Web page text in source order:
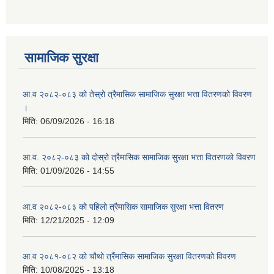
सामाजिक सुरक्षा
आ.व २०८२-०८३ को तेस्रो त्रैमासिक सामाजिक सुरक्षा भत्ता वितरणको विवरण
।
मिति: 06/09/2026 - 16:18
आ.व. २०८२-०८३ को दोस्रो त्रैमासिक सामाजिक सुरक्षा भत्ता वितरणको विवरण
मिति: 01/09/2026 - 14:55
आ.व २०८२-०८३ को पहिलो त्रैमासिक सामाजिक सुरक्षा भत्ता वितरण
मिति: 12/21/2025 - 12:09
आ.व २०८१-०८२ को चौथो त्रैंमासिक सामाजिक सुरक्षा वितरणको विवरण
मिति: 10/08/2025 - 13:18